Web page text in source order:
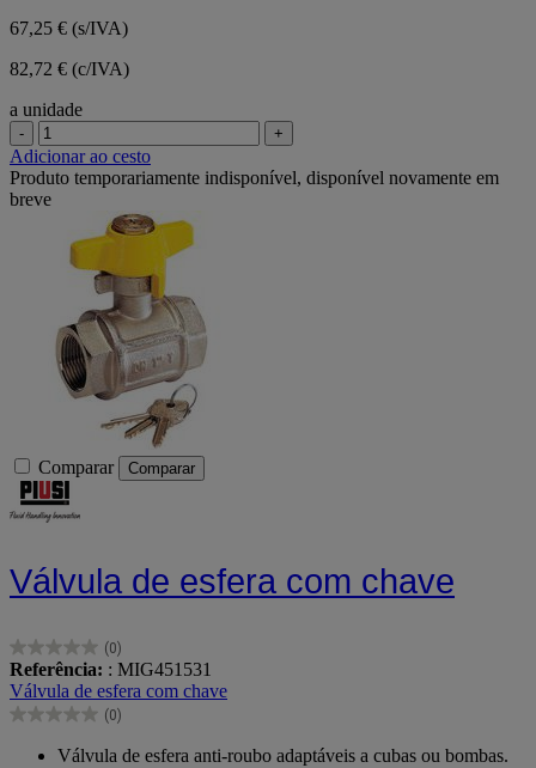
67,25 € (s/IVA)
82,72 € (c/IVA)
a unidade
- +
Adicionar ao cesto
Produto temporariamente indisponível, disponível novamente em
breve
Comparar Comparar
Válvula de esfera com chave
(0)
0.0
em
5
estrelas.
Referência: : MIG451531
Válvula de esfera com chave
(0)
0.0
Válvula de esfera anti-roubo adaptáveis a cubas ou bombas.